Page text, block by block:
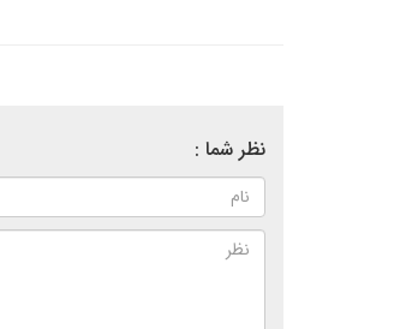
نظر شما :